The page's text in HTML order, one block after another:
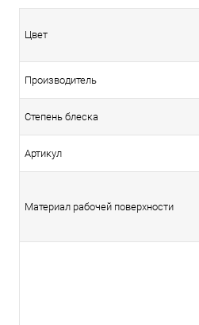
Цвет
Производитель
Степень блеска
Артикул
Материал рабочей поверхности